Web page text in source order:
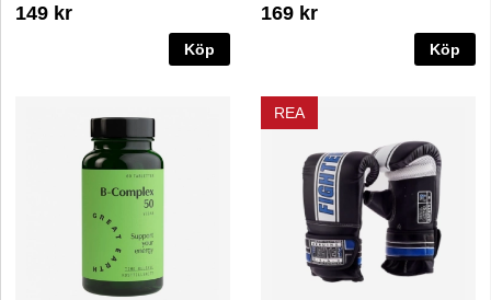
149 kr
Köp
169 kr
Köp
REA